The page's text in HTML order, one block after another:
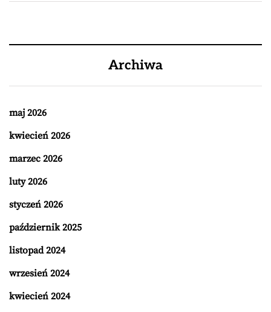
Archiwa
maj 2026
kwiecień 2026
marzec 2026
luty 2026
styczeń 2026
październik 2025
listopad 2024
wrzesień 2024
kwiecień 2024